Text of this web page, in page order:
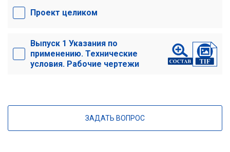
Проект целиком
Выпуск 1 Указания по
применению. Технические
условия. Рабочие чертежи
ЗАДАТЬ ВОПРОС